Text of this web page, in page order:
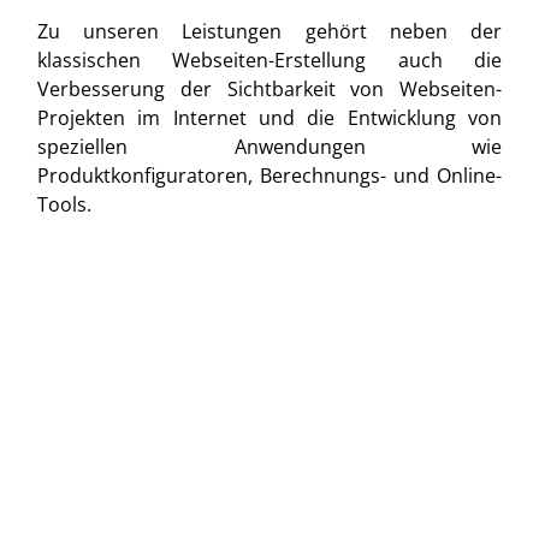
Zu unseren Leistungen gehört neben der
klassischen Webseiten-Erstellung auch die
Verbesserung der Sichtbarkeit von Webseiten-
Projekten im Internet und die Entwicklung von
speziellen Anwendungen wie
Produktkonfiguratoren, Berechnungs- und Online-
Tools.